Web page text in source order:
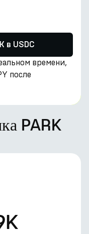
в USDC
времени,
после
PARK